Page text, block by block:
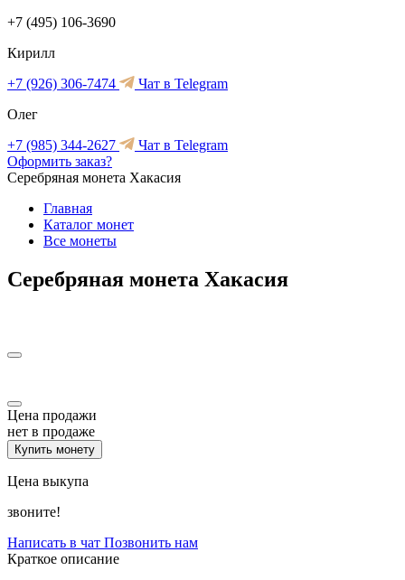
+7 (495) 106-3690
Кирилл
+7 (926) 306-7474
Чат в Telegram
Олег
+7 (985) 344-2627
Чат в Telegram
Оформить заказ?
Серебряная монета Хакасия
Главная
Каталог монет
Все монеты
Серебряная монета Хакасия
Цена продажи
нет в продаже
Купить монету
Цена выкупа
звоните!
Написать в чат Позвонить нам
Краткое описание